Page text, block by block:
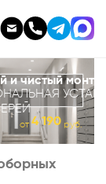
и чистый
от4 190 руб.